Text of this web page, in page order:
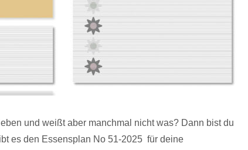
und weißt aber manchmal nicht was? Dann bist du
es den Essensplan No 51-2025 für deine